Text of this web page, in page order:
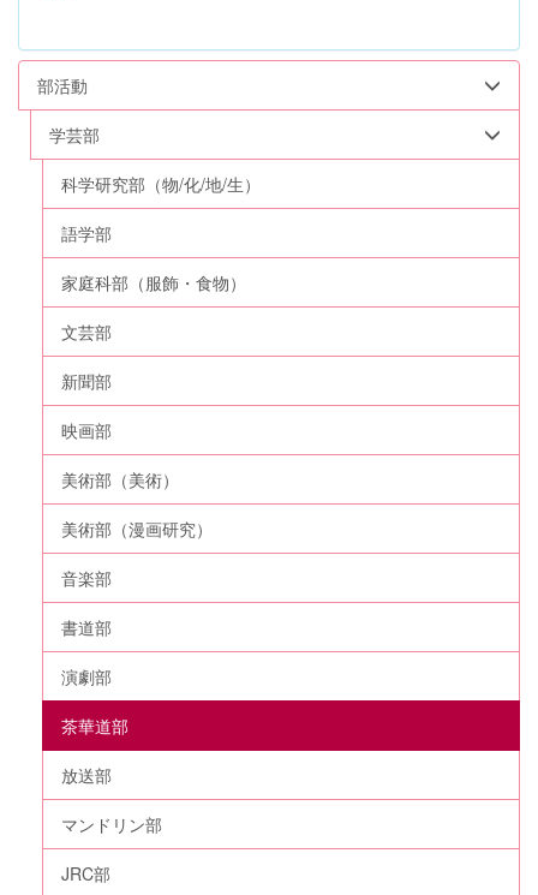
部活動
学芸部
科学研究部（物/化/地/生）
語学部
家庭科部（服飾・食物）
文芸部
新聞部
映画部
美術部（美術）
美術部（漫画研究）
音楽部
書道部
演劇部
茶華道部
放送部
マンドリン部
JRC部